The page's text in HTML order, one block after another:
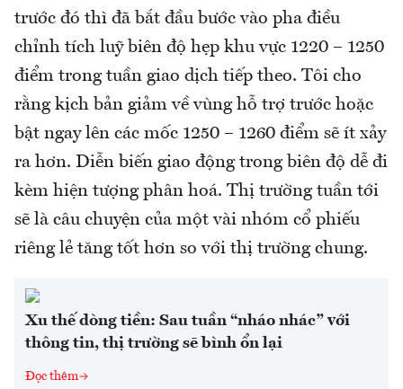
trước đó thì đã bắt đầu bước vào pha điều
chỉnh tích luỹ biên độ hẹp khu vực 1220 – 1250
điểm trong tuần giao dịch tiếp theo. Tôi cho
rằng kịch bản giảm về vùng hỗ trợ trước hoặc
bật ngay lên các mốc 1250 – 1260 điểm sẽ ít xảy
ra hơn. Diễn biến giao động trong biên độ dễ đi
kèm hiện tượng phân hoá. Thị trường tuần tới
sẽ là câu chuyện của một vài nhóm cổ phiếu
riêng lẻ tăng tốt hơn so với thị trường chung.
Xu thế dòng tiền: Sau tuần “nháo nhác” với
thông tin, thị trường sẽ bình ổn lại
Đọc thêm